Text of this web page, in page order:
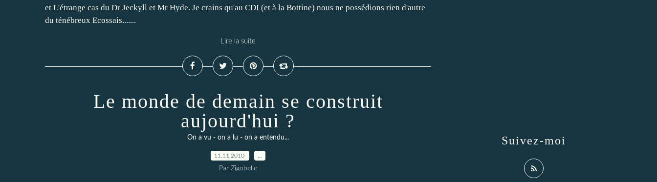
et L'étrange cas du Dr Jeckyll et Mr Hyde. Je crains qu'au CDI (et à la Bottine) nous ne possédions rien d'autre
du ténébreux Ecossais.......
Lire la suite
Le monde de demain se construit
aujourd'hui ?
On a vu - on a lu - on a entendu...
11.11.2010
Par Zigobelle
Suivez-moi